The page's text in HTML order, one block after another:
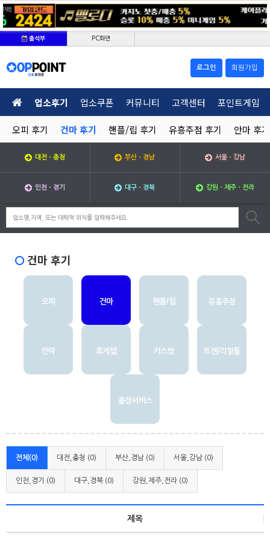
출석부 PC화면
로그인 회원가입
업소후기 업소쿠폰 커뮤니티 고객센터 포인트게임
오피 후기 건마 후기 핸플/립 후기 유흥주점 후기 안마 후기
대전ㆍ충청 부산ㆍ경남 서울ㆍ강남
인천ㆍ경기 대구ㆍ경북 강원ㆍ제주ㆍ전라
건마 후기
오피 건마 핸플/립 유흥주점
안마 휴게텔 키스방 트젠/리얼돌
출장서비스
전체(0) 대전,충청 (0) 부산,경남 (0) 서울,강남 (0)
인천,경기 (0) 대구,경북 (0) 강원,제주,전라 (0)
제목